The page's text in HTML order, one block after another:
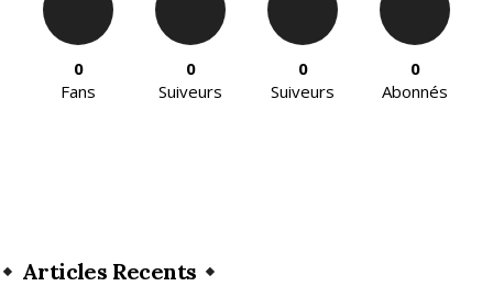
0
Fans
0
Suiveurs
0
Suiveurs
0
Abonnés
Articles Recents